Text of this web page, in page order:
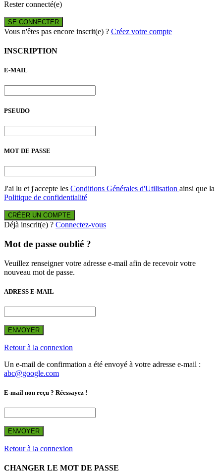
Rester connecté(e)
SE CONNECTER
Vous n'êtes pas encore inscrit(e) ? Créez votre compte
INSCRIPTION
E-MAIL
PSEUDO
MOT DE PASSE
J'ai lu et j'accepte les Conditions Générales d'Utilisation ainsi que la
Politique de confidentialité
CRÉER UN COMPTE
Déjà inscrit(e) ? Connectez-vous
Mot de passe oublié ?
Veuillez renseigner votre adresse e-mail afin de recevoir votre
nouveau mot de passe.
ADRESS E-MAIL
ENVOYER
Retour à la connexion
Un e-mail de confirmation a été envoyé à votre adresse e-mail :
abc@google.com
E-mail non reçu ? Réessayez !
ENVOYER
Retour à la connexion
CHANGER LE MOT DE PASSE